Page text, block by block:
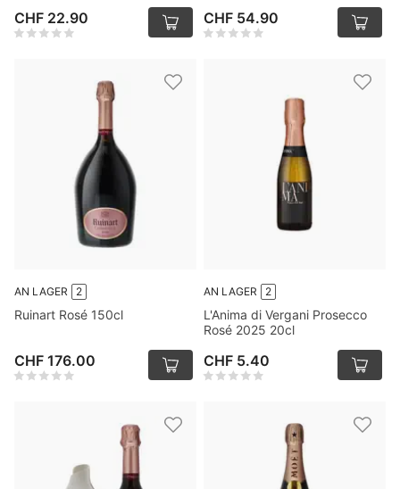
CHF 22.90 CHF 54.90
AN LAGER 2
Ruinart Rosé 150cl
CHF 176.00
AN LAGER 2
L'Anima di Vergani Prosecco
Rosé 2025 20cl
CHF 5.40